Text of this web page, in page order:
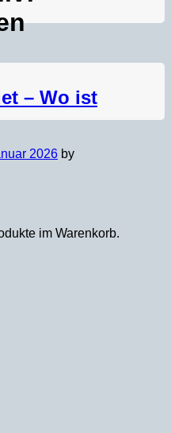
im Warenkorb.
– Wo ist
2026 by